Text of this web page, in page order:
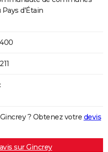
Pays d'Étain
? Obtenez votre devis
sur Gincrey